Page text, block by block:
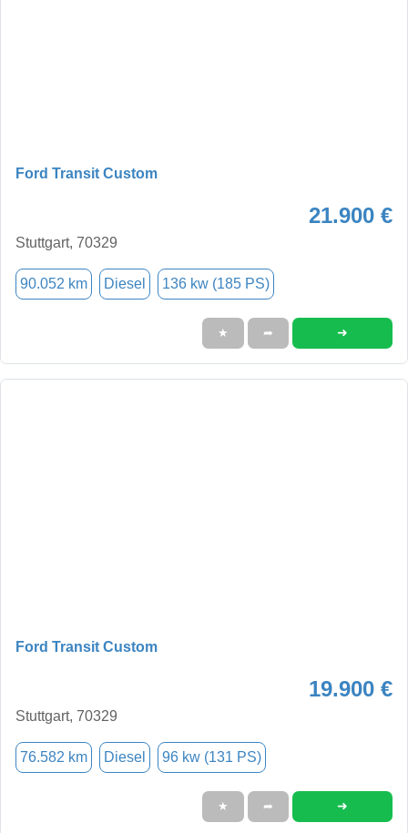
Ford Transit Custom
21.900 €
Stuttgart, 70329
90.052 km Diesel 136 kw (185 PS)
★ ➦ ➜
Ford Transit Custom
19.900 €
Stuttgart, 70329
76.582 km Diesel 96 kw (131 PS)
★ ➦ ➜